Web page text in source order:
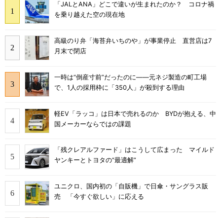
「JALとANA」どこで違いが生まれたのか？ コロナ禍
を乗り越えた空の現在地
高級のり弁「海苔弁いちのや」が事業停止 直営店は7
月末で閉店
一時は“倒産寸前”だったのに――元ネジ製造の町工場
で、1人の採用枠に「350人」が殺到する理由
軽EV「ラッコ」は日本で売れるのか BYDが抱える、中
国メーカーならではの課題
「残クレアルファード」はこうして広まった マイルド
ヤンキーとトヨタの“最適解”
ユニクロ、国内初の「自販機」で日傘・サングラス販
売 「今すぐ欲しい」に応える